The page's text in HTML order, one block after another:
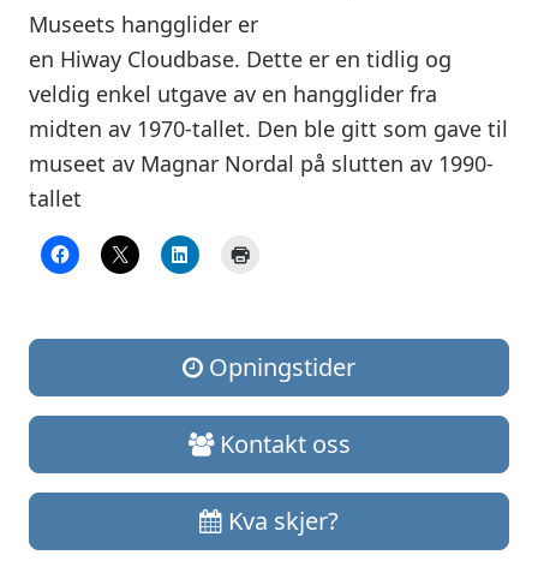
Museets hangglider er
en Hiway Cloudbase. Dette er en tidlig og
veldig enkel utgave av en hangglider fra
midten av 1970-tallet. Den ble gitt som gave til
museet av Magnar Nordal på slutten av 1990-
tallet
Opningstider
Kontakt oss
Kva skjer?